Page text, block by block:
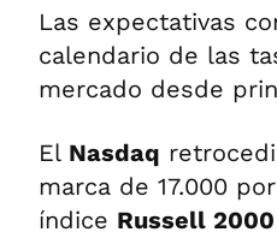
Las expectativas
calendario de las
mercado desde
El Nasdaq
marca de 17.000
índice Russell 2000